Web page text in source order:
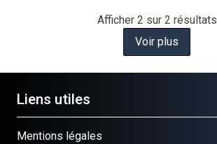
Afficher 2 sur 2 résultats
Voir plus
Liens utiles
Mentions légales